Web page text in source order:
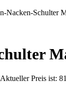
Nacken-Schulter
Aktueller Preis ist: